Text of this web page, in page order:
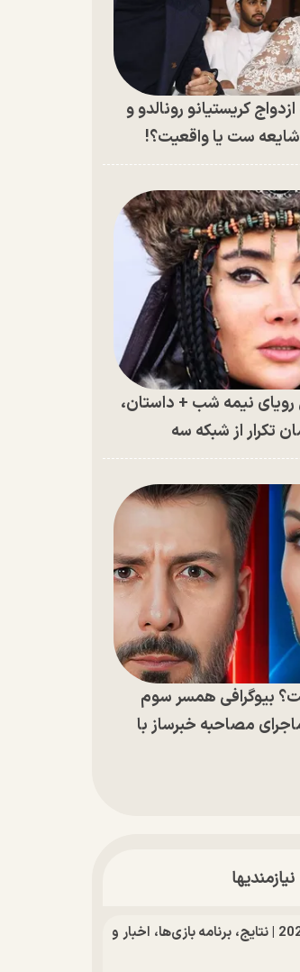
کریستیانو رونالدو و
شایعه ست یا واقعیت؟!
رویای نیمه شب + داستان،
از شبکه سه
بیوگرافی همسر سوم
مصاحبه خبرساز با
نیازمندیها
جدول جام جهانی 2026 | نتایج، برنامه بازی‌ها، اخبار و